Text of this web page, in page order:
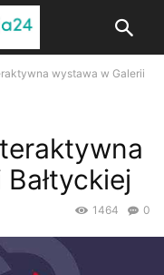
wystawa w Galerii
0
1464